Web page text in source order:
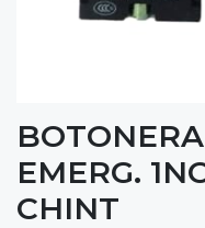
EMERG.
CHINT